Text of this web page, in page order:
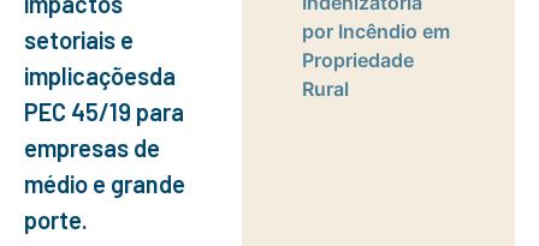
Regimes
Diferenciados
de Tributação
Mudanças
nas
setoriais e
implicaçõesda
PEC 45/19 para
empresas de
médio e grande
porte.
por Incêndio em
Propriedade
Rural